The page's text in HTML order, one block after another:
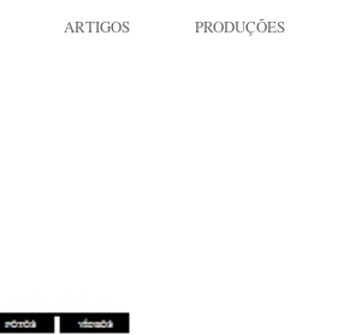
ARTIGOS PRODUÇÕES